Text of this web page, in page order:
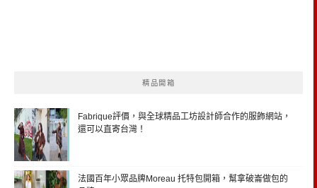
精品開箱
Fabrique評價，與全球精品工坊設計師合作的服飾網站，
還可以直寄台灣！
法國百年小眾品牌Moreau 托特包開箱，幫拿破崙做包的